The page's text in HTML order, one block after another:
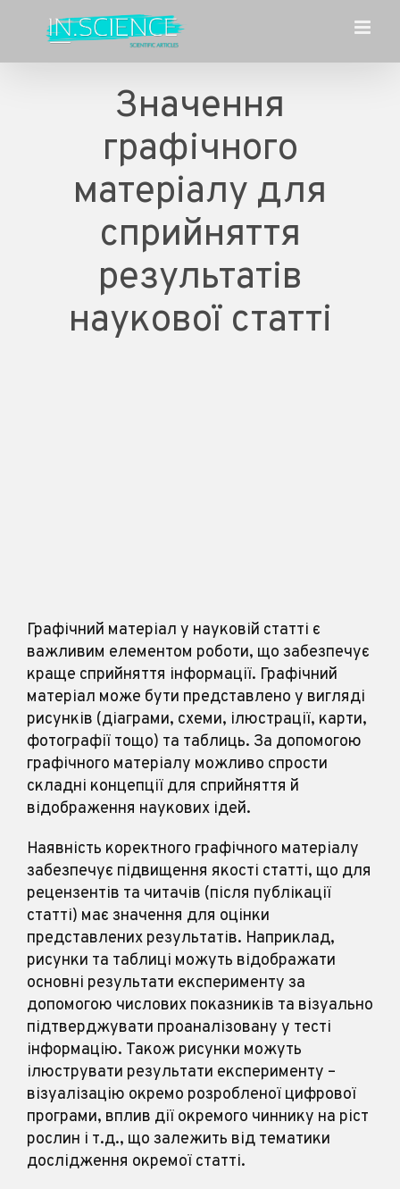
Значення
графічного
матеріалу для
сприйняття
результатів
наукової статті
Графічний матеріал у науковій статті є
важливим елементом роботи, що забезпечує
краще сприйняття інформації. Графічний
матеріал може бути представлено у вигляді
рисунків (діаграми, схеми, ілюстрації, карти,
фотографії тощо) та таблиць. За допомогою
графічного матеріалу можливо спрости
складні концепції для сприйняття й
відображення наукових ідей.
Наявність коректного графічного матеріалу
забезпечує підвищення якості статті, що для
рецензентів та читачів (після публікації
статті) має значення для оцінки
представлених результатів. Наприклад,
рисунки та таблиці можуть відображати
основні результати експерименту за
допомогою числових показників та візуально
підтверджувати проаналізовану у тесті
інформацію. Також рисунки можуть
ілюструвати результати експерименту –
візуалізацію окремо розробленої цифрової
програми, вплив дії окремого чиннику на ріст
рослин і т.д., що залежить від тематики
дослідження окремої статті.